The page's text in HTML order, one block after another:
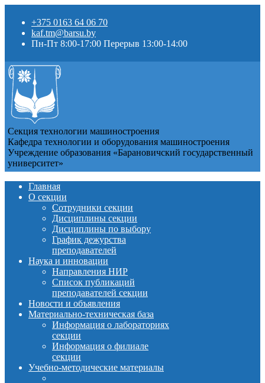
+375 0163 64 06 70
kaf.tm@barsu.by
Пн-Пт 8:00-17:00 Перерыв 13:00-14:00
Секция технологии машиностроения
Кафедра технологии и оборудования машиностроения
Учреждение образования «Барановичский государственный
университет»
Главная
О секции
Сотрудники секции
Дисциплины секции
Дисциплины по выбору
График дежурства
преподавателей
Наука и инновации
Направления НИР
Список публикаций
преподавателей секции
Новости и объявления
Материально-техническая база
Информация о лабораториях
секции
Информация о филиале
секции
Учебно-методические материалы